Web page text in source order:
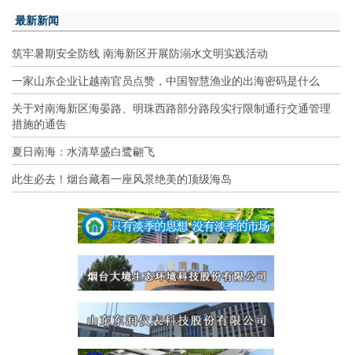
最新新闻
筑牢暑期安全防线 南海新区开展防溺水文明实践活动
一家山东企业让越南官员点赞，中国智慧渔业的出海密码是什么
关于对南海新区海晏路、明珠西路部分路段实行限制通行交通管理
措施的通告
夏日南海：水清草盛白鹭翩飞
此生必去！烟台藏着一座风景绝美的顶级海岛